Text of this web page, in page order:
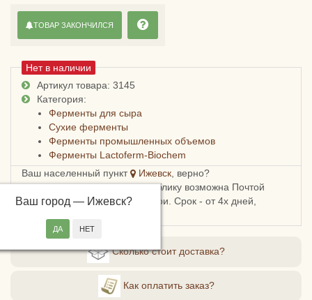
Нет в наличии
Артикул товара: 3145
Категория:
Ферменты для сыра
Сухие ферменты
Ферменты промышленных объемов
Ферменты Lactoferm-Biochem
Ваш населенный пункт
Ижевск , верно?
Ваш город — Ижевск?
Доставка в Удмуртскую республику возможна Почтой
России, СДЭКом или Боксберри. Срок - от 4х дней,
ТОВАР ЗАКОНЧИЛСЯ
Сколько стоит доставка?
Как оплатить заказ?